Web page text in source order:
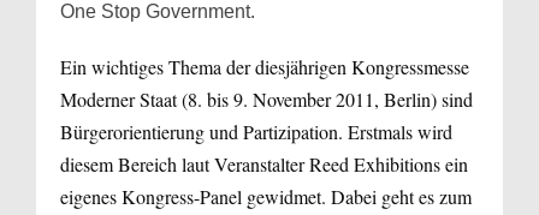
One Stop Government.
Ein wichtiges Thema der diesjährigen Kongressmesse
Moderner Staat (8. bis 9. November 2011, Berlin) sind
Bürgerorientierung und Partizipation. Erstmals wird
diesem Bereich laut Veranstalter Reed Exhibitions ein
eigenes Kongress-Panel gewidmet. Dabei geht es zum